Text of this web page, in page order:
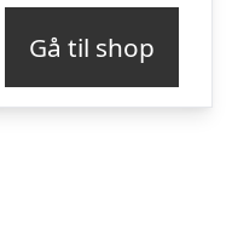
Gå til shop